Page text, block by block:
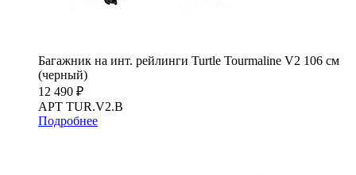
Багажник на инт. рейлинги Turtle Tourmaline V2 106 см
(черный)
12 490 ₽
АРТ TUR.V2.B
Подробнее